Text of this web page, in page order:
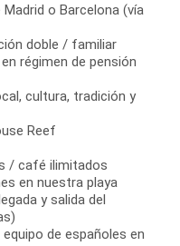
o Barcelona (vía
doble / familiar
régimen de pensión
cultura, tradición y
Reef
/ café ilimitados
en nuestra playa
y salida del
de españoles en